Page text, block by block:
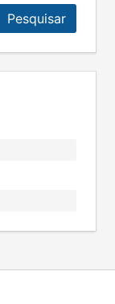
Pesquisar